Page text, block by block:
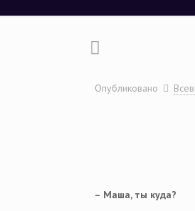
Опубликовано
– Маша, ты куда?